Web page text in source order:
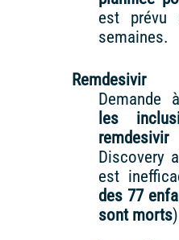
est prévu
semaines.
Remdesivir
Demande
les
remdesivir
Discovery
est
des 77
sont morts